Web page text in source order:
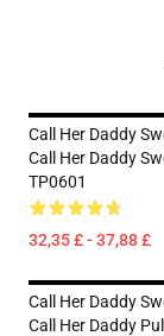
Call Her Daddy
Call Her Daddy
TP0601
32,35 £ - 37,88 £
Call Her Daddy
Call Her Daddy